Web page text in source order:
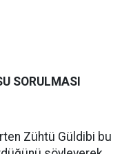
SORULMASI
Zühtü Güldibi bu